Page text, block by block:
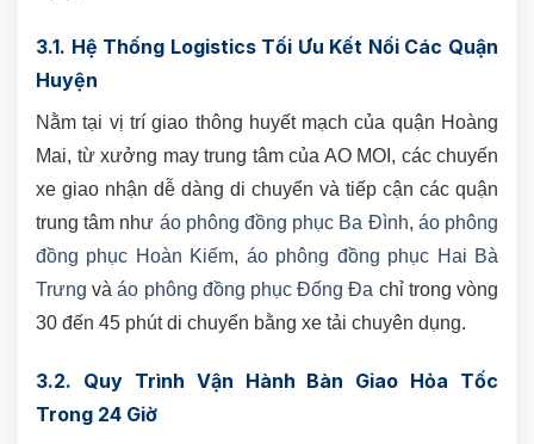
3.1. Hệ Thống Logistics Tối Ưu Kết Nối Các Quận
Huyện
Nằm tại vị trí giao thông huyết mạch của quận Hoàng
Mai, từ xưởng may trung tâm của AO MOI, các chuyến
xe giao nhận dễ dàng di chuyển và tiếp cận các quận
trung tâm như áo phông đồng phục Ba Đình, áo phông
đồng phục Hoàn Kiếm, áo phông đồng phục Hai Bà
Trưng vàáo phông đồng phục Đống Đa chỉ trong vòng
30 đến 45 phút di chuyển bằng xe tải chuyên dụng.
3.2. Quy Trình Vận Hành Bàn Giao Hỏa Tốc
Trong 24 Giờ